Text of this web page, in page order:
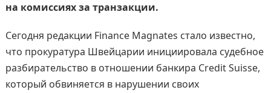
на комиссиях за транзакции.
Сегодня редакции Finance Magnates стало известно,
что прокуратура Швейцарии инициировала судебное
разбирательство в отношении банкира Credit Suisse,
который обвиняется в нарушении своих